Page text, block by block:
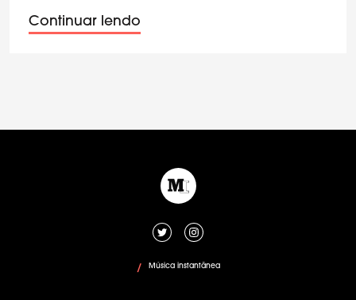
Continuar lendo
/ Música instantânea